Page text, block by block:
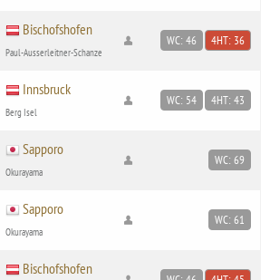
Bischofshofen
Paul-Ausserleitner-Schanze
WC: 46 4HT: 36
Innsbruck
Berg Isel
WC: 54 4HT: 43
Sapporo
Okurayama
WC: 69
Sapporo
Okurayama
WC: 61
Bischofshofen